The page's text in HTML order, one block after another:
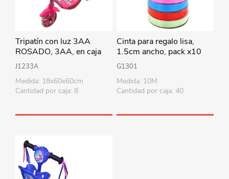
Tripatín con luz 3AA
ROSADO, 3AA, en caja
J1233A
Medida: 18x60x60cm
Cantidad por caja: 8
Cinta para regalo lisa,
1.5cm ancho, pack x10
rollos de varios colores
G1301
Medida: 10M
Cantidad por caja: 40